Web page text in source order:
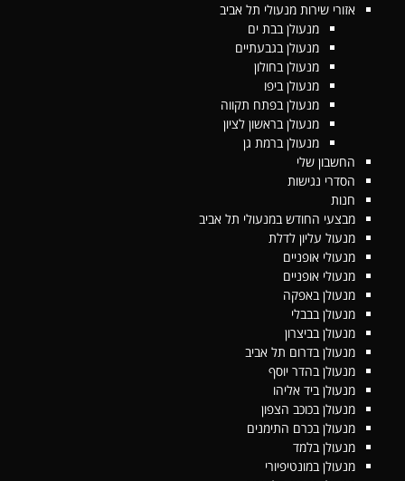
אזורי שירות מנעולי תל אביב
מנעולן בבת ים
מנעולן בגבעתיים
מנעולן בחולון
מנעולן ביפו
מנעולן בפתח תקווה
מנעולן בראשון לציון
מנעולן ברמת גן
החשבון שלי
הסדרי נגישות
חנות
מבצעי החודש במנעולי תל אביב
מנעול עליון לדלת
מנעולי אופניים
מנעולי אופניים
מנעולן באפקה
מנעולן בבבלי
מנעולן בביצרון
מנעולן בדרום תל אביב
מנעולן בהדר יוסף
מנעולן ביד אליהו
מנעולן בכוכב הצפון
מנעולן בכרם התימנים
מנעולן בלמד
מנעולן במונטיפיורי